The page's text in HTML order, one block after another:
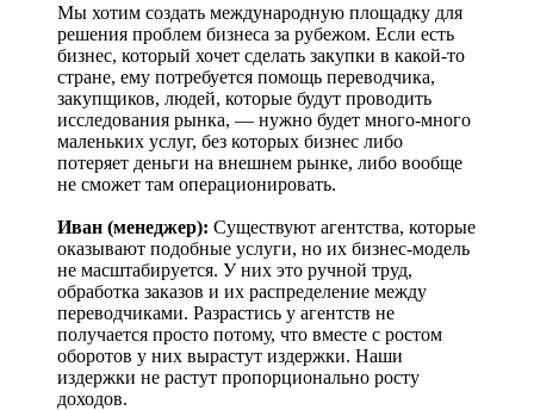
Мы хотим создать международную площадку для
решения проблем бизнеса за рубежом. Если есть
бизнес, который хочет сделать закупки в какой-то
стране, ему потребуется помощь переводчика,
закупщиков, людей, которые будут проводить
исследования рынка, — нужно будет много-много
маленьких услуг, без которых бизнес либо
потеряет деньги на внешнем рынке, либо вообще
не сможет там операционировать.
Иван (менеджер): Существуют агентства, которые
оказывают подобные услуги, но их бизнес-модель
не масштабируется. У них это ручной труд,
обработка заказов и их распределение между
переводчиками. Разрастись у агентств не
получается просто потому, что вместе с ростом
оборотов у них вырастут издержки. Наши
издержки не растут пропорционально росту
доходов.